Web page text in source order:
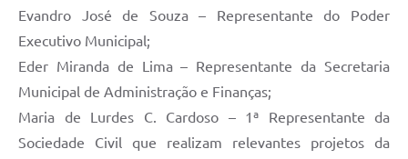
Evandro José de Souza – Representante do Poder
Executivo Municipal;
Eder Miranda de Lima – Representante da Secretaria
Municipal de Administração e Finanças;
Maria de Lurdes C. Cardoso – 1ª Representante da
Sociedade Civil que realizam relevantes projetos da